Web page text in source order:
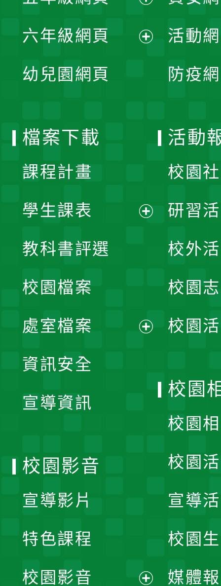
單
開
選
開
六年級網頁
幼兒園網頁
活動
防疫
檔案下載
課程計畫
學生課表
單
教科書評選
校園檔案
處室檔案
資訊安全
宣導資訊
活動
校園
研習
校外
校園
校園
校園
校園
校園
宣導
校園
媒體
校園影音
宣導影片
特色課程
校園影音